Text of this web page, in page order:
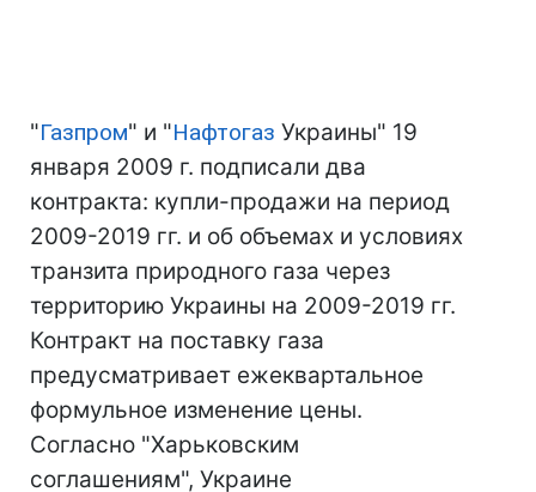
"Газпром" и "Нафтогаз Украины" 19
января 2009 г. подписали два
контракта: купли-продажи на период
2009-2019 гг. и об объемах и условиях
транзита природного газа через
территорию Украины на 2009-2019 гг.
Контракт на поставку газа
предусматривает ежеквартальное
формульное изменение цены.
Согласно "Харьковским
соглашениям", Украине